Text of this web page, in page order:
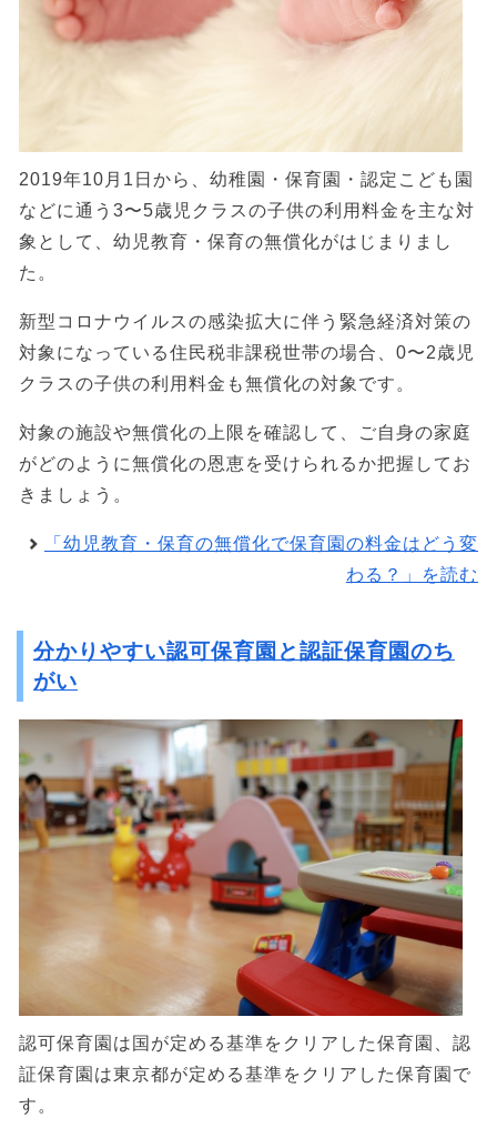
2019年10月1日から、幼稚園・保育園・認定こども園
などに通う3〜5歳児クラスの子供の利用料金を主な対
象として、幼児教育・保育の無償化がはじまりまし
た。
新型コロナウイルスの感染拡大に伴う緊急経済対策の
対象になっている住民税非課税世帯の場合、0〜2歳児
クラスの子供の利用料金も無償化の対象です。
対象の施設や無償化の上限を確認して、ご自身の家庭
がどのように無償化の恩恵を受けられるか把握してお
きましょう。
「幼児教育・保育の無償化で保育園の料金はどう変
わる？」を読む
分かりやすい認可保育園と認証保育園のち
がい
認可保育園は国が定める基準をクリアした保育園、認
証保育園は東京都が定める基準をクリアした保育園で
す。